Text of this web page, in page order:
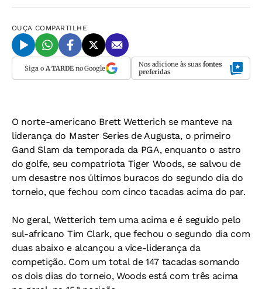
OUÇA COMPARTILHE
Siga o A TARDEno Google Nos adicione às suas fontes
preferidas
O norte-americano Brett Wetterich se manteve na
liderança do Master Series de Augusta, o primeiro
Gand Slam da temporada da PGA, enquanto o astro
do golfe, seu compatriota Tiger Woods, se salvou de
um desastre nos últimos buracos do segundo dia do
torneio, que fechou com cinco tacadas acima do par.
No geral, Wetterich tem uma acima e é seguido pelo
sul-africano Tim Clark, que fechou o segundo dia com
duas abaixo e alcançou a vice-liderança da
competição. Com um total de 147 tacadas somando
os dois dias do torneio, Woods está com três acima